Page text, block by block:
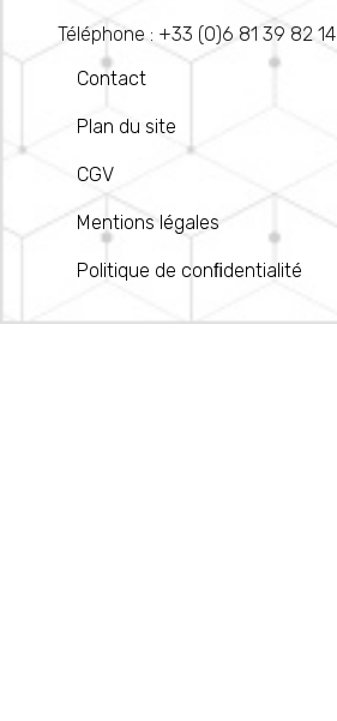
Téléphone : +33 (0)6 81 39 82 14
Contact
Plan du site
CGV
Mentions légales
Politique de conﬁdentialité